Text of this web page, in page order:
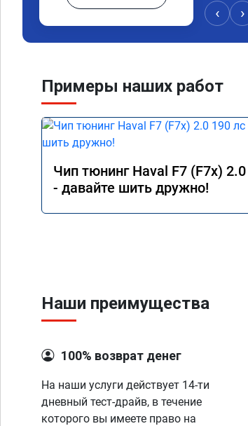
‹ ›
Примеры наших работ
Чип тюнинг Haval F7 (F7x)
- давайте шить дружно!
Наши преимущества
100% возврат денег
На наши услуги действует 14-ти
дневный тест-драйв, в течение
которого вы имеете право на